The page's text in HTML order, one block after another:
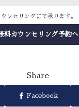
ンセリングにて承ります。
料カウンセリング予約へ
Share
Facebook